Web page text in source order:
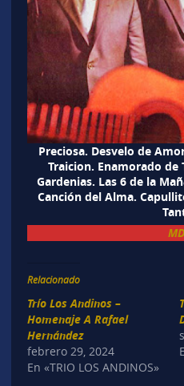
Preciosa. Desvelo de
Traicion. Enamorado de
Gardenias. Las 6 de la
Canción del Alma.
Relacionado
Trío Los Andinos –
Homenaje A Rafael
Hernández
febrero 29, 2024
En «TRIO LOS ANDINOS»